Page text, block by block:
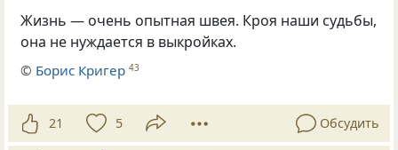
Жизнь — очень опытная швея. Кроя наши судьбы,
она не нуждается в выкройках.
© Борис Кригер 43
21 5 Обсудить